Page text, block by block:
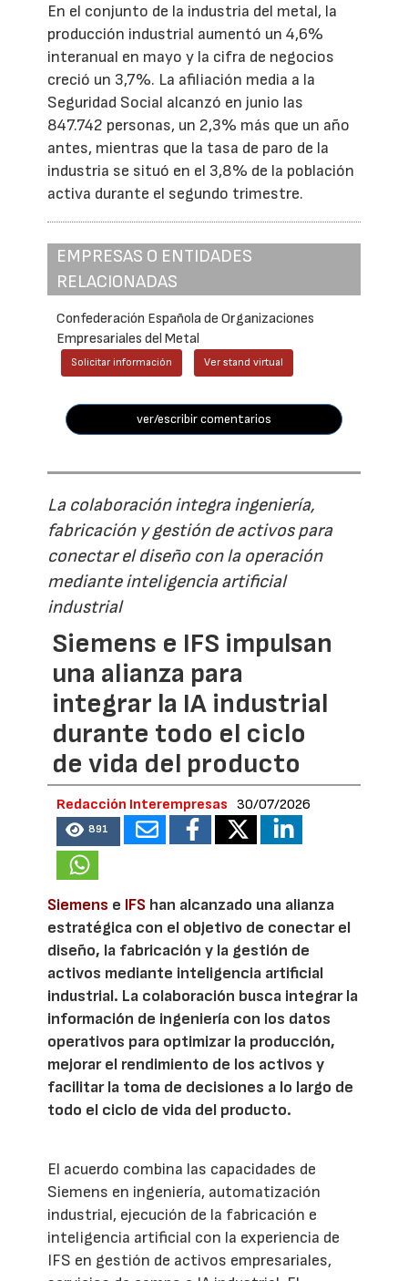
En el conjunto de la industria del metal, la
producción industrial aumentó un 4,6%
interanual en mayo y la cifra de negocios
creció un 3,7%. La afiliación media a la
Seguridad Social alcanzó en junio las
847.742 personas, un 2,3% más que un año
antes, mientras que la tasa de paro de la
industria se situó en el 3,8% de la población
activa durante el segundo trimestre.
EMPRESAS O ENTIDADES
RELACIONADAS
Confederación Española de Organizaciones
Empresariales del Metal
Solicitar información Ver stand virtual
ver/escribir comentarios
La colaboración integra ingeniería,
fabricación y gestión de activos para
conectar el diseño con la operación
mediante inteligencia artificial
industrial
Siemens e IFS impulsan
una alianza para
integrar la IA industrial
durante todo el ciclo
de vida del producto
Redacción Interempresas 30/07/2026
891
Siemens e IFS han alcanzado una alianza
estratégica con el objetivo de conectar el
diseño, la fabricación y la gestión de
activos mediante inteligencia artificial
industrial. La colaboración busca integrar la
información de ingeniería con los datos
operativos para optimizar la producción,
mejorar el rendimiento de los activos y
facilitar la toma de decisiones a lo largo de
todo el ciclo de vida del producto.
El acuerdo combina las capacidades de
Siemens en ingeniería, automatización
industrial, ejecución de la fabricación e
inteligencia artificial con la experiencia de
IFS en gestión de activos empresariales,